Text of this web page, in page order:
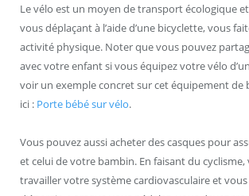
Le vélo est un moyen de transport écologique
vous déplaçant à l’aide d’une bicyclette, vous
activité physique. Noter que vous pouvez
avec votre enfant si vous équipez votre vélo
voir un exemple concret sur cet équipement de
ici : Porte bébé sur vélo.
Vous pouvez aussi acheter des casques pour
et celui de votre bambin. En faisant du cyclisme,
travailler votre système cardiovasculaire et